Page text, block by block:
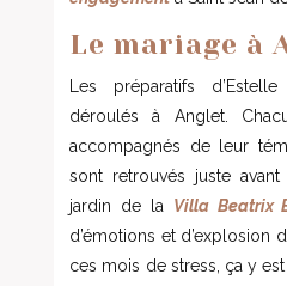
Le mariage à
Les préparatifs
déroulés à Anglet.
accompagnés de leur
sont retrouvés juste
jardin de la Villa Beatrix
d’émotions et d’explosion
ces mois de stress, ça y